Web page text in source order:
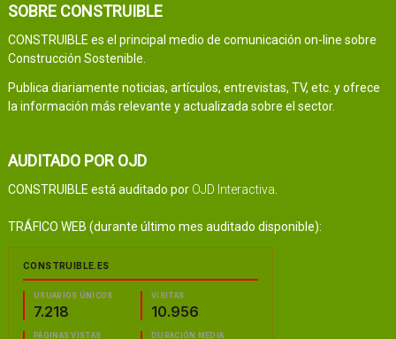
SOBRE CONSTRUIBLE
CONSTRUIBLE es el principal medio de comunicación on-line sobre
Construcción Sostenible.
Publica diariamente noticias, artículos, entrevistas, TV, etc. y ofrece
la información más relevante y actualizada sobre el sector.
AUDITADO POR OJD
CONSTRUIBLE está auditado por OJD Interactiva
TRÁFICO WEB (durante último mes auditado disponible):